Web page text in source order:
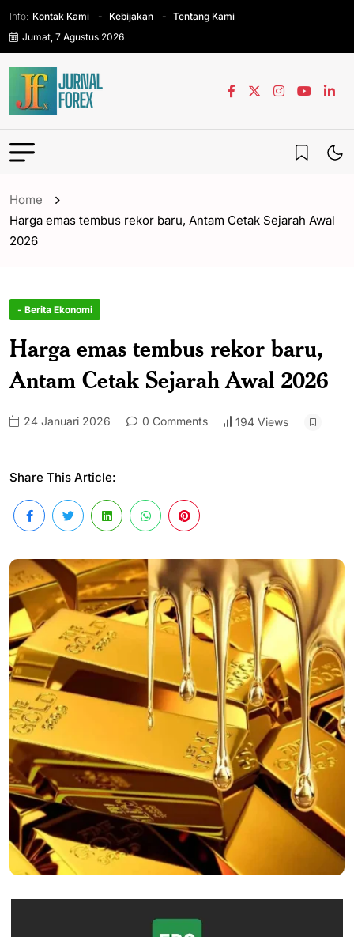
Info: Kontak Kami Kebijakan
Tentang Kami
Jumat, 7 Agustus 2026
Home
Harga emas tembus rekor baru, Antam Cetak Sejarah Awal
2026
- Berita Ekonomi
Harga emas tembus rekor baru,
Antam Cetak Sejarah Awal 2026
24 Januari 2026 0 Comments 194 Views
Share This Article: